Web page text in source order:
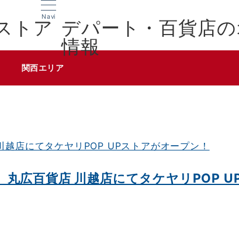
Navi
デパート・百貨店
情報
関西エリア
広百貨店 川越店にてタケヤリPOP